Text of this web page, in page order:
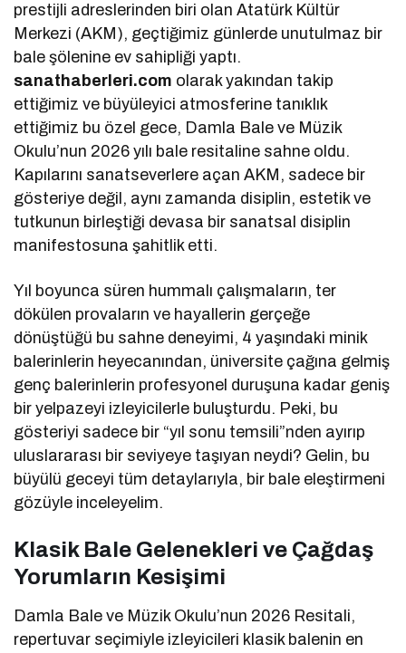
prestijli adreslerinden biri olan Atatürk Kültür
Merkezi (AKM), geçtiğimiz günlerde unutulmaz bir
bale şölenine ev sahipliği yaptı.
sanathaberleri.com olarak yakından takip
ettiğimiz ve büyüleyici atmosferine tanıklık
ettiğimiz bu özel gece, Damla Bale ve Müzik
Okulu’nun 2026 yılı bale resitaline sahne oldu.
Kapılarını sanatseverlere açan AKM, sadece bir
gösteriye değil, aynı zamanda disiplin, estetik ve
tutkunun birleştiği devasa bir sanatsal disiplin
manifestosuna şahitlik etti.
Yıl boyunca süren hummalı çalışmaların, ter
dökülen provaların ve hayallerin gerçeğe
dönüştüğü bu sahne deneyimi, 4 yaşındaki minik
balerinlerin heyecanından, üniversite çağına gelmiş
genç balerinlerin profesyonel duruşuna kadar geniş
bir yelpazeyi izleyicilerle buluşturdu. Peki, bu
gösteriyi sadece bir “yıl sonu temsili”nden ayırıp
uluslararası bir seviyeye taşıyan neydi? Gelin, bu
büyülü geceyi tüm detaylarıyla, bir bale eleştirmeni
gözüyle inceleyelim.
Klasik Bale Gelenekleri ve Çağdaş
Yorumların Kesişimi
Damla Bale ve Müzik Okulu’nun 2026 Resitali,
repertuvar seçimiyle izleyicileri klasik balenin en